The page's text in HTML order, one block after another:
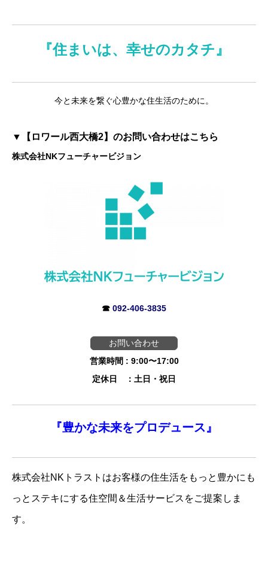
『住まいは、幸せのカタチ』
今と未来を繋ぐ心豊かな住生活のために。
▼【ロワール西大橋2】のお問い合わせはこちら
株式会社NKフューチャービジョン
☎ 092-406-3835
お問い合わせ
営業時間 : 9:00〜17:00
定休日 ：土日・祝日
『豊かな未来をプロデュース』
株式会社NKトラストはお客様の住生活をもっと豊かにも
っとステキにする住空間＆生活サービスをご提案しま
す。